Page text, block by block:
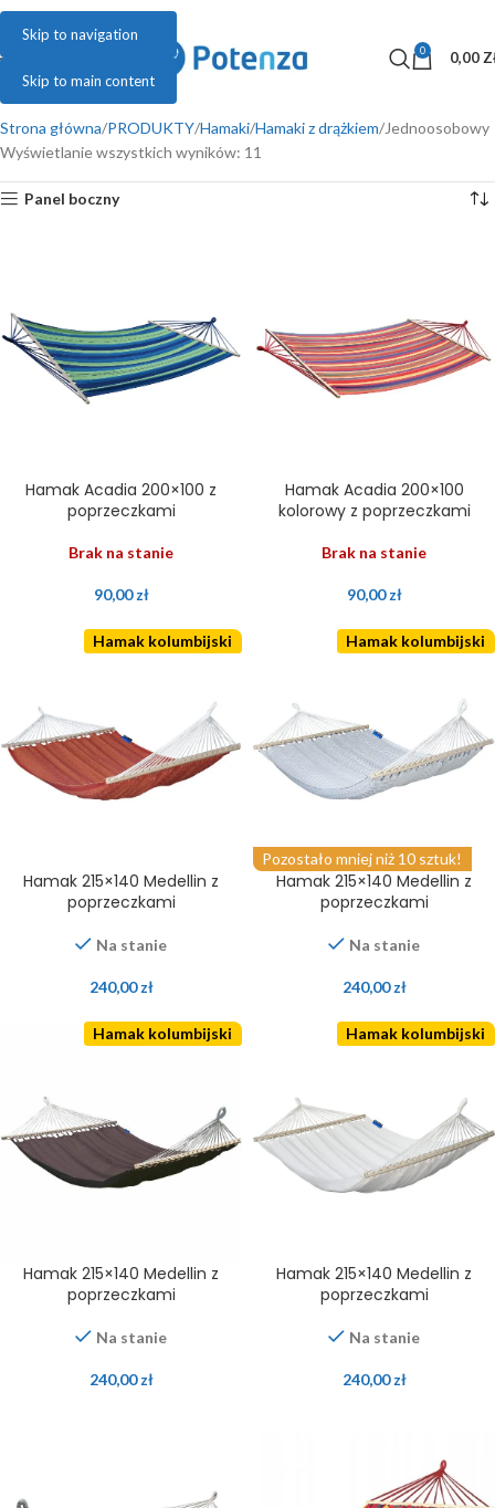
Skip to navigation
Skip to main content
0 0,00
Strona główna PRODUKTY Hamaki Hamaki z drążkiem Jednoosobowy
Wyświetlanie wszystkich wyników: 11
Panel boczny
Hamak Acadia 200×100 z
poprzeczkami
Brak na stanie
90,00zł
Hamak Acadia 200×100
kolorowy z poprzeczkami
Brak na stanie
90,00zł
Hamak kolumbijski
Hamak 215×140 Medellin z
poprzeczkami
Na stanie
240,00zł
Pozostało mniej niż 10 sztuk!
Hamak kolumbijski
Hamak 215×140 Medellin z
poprzeczkami
Na stanie
240,00zł
Hamak kolumbijski
Hamak 215×140 Medellin z
poprzeczkami
Na stanie
240,00zł
Hamak kolumbijski
Hamak 215×140 Medellin z
poprzeczkami
Na stanie
240,00zł